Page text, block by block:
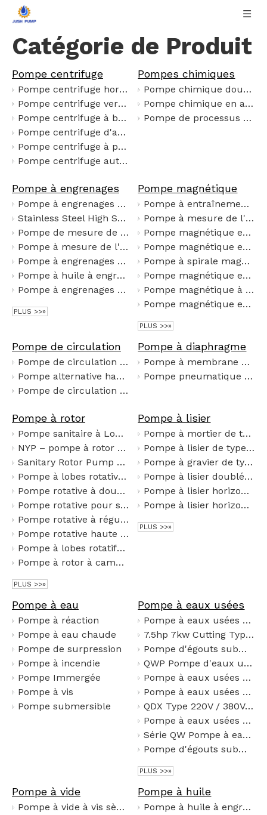
Catégorie de Produit
Pompe centrifuge
Pompe centrifuge horizontale
Pompe centrifuge verticale
Pompe centrifuge à boîtier divisé
Pompe centrifuge d'aspiration
Pompe centrifuge à plusieurs étages
Pompe centrifuge auto-amorçante
Pompes chimiques
Pompe chimique doublée de fluor
Pompe chimique en acier inoxydable
Pompe de processus chimique
Pompe à engrenages
Pompe à engrenages KCB antidéflagrante pour le transfert de carburant industriel et de fluides chimiques
Stainless Steel High Speed Gear Metering Pump, 120L/H, ±0.5% Accuracy, Corrosion Resistant for Chemical & Oil Transfer
Pompe de mesure de l'engrenage magnétique en acier inoxydable avec conducteur et moteur
Pompe à mesure de l'engrenage micro magnétique avec moteur de fréquence variable à l'épreuve des explosions
Pompe à engrenages pour isolation d'asphalte LQB
Pompe à huile à engrenages horizontaux en acier inoxydable série KCB
Pompe à engrenages à arc circulaire YCB
PLUS >>»
Pompe magnétique
Pompe à entraînement magnétique en fluoroplastique auto-amorçante ZFT
Pompe à mesure de l'engrenage micro magnétique avec moteur de fréquence variable à l'épreuve des explosions
Pompe magnétique en alliage fluoroplastique CQB-F
Pompe magnétique en acier inoxydable JMC40-25-160P
Pompe à spirale magnétique de type CWB
Pompe magnétique en fluoroplastique de type CQB
Pompe magnétique à revêtement fluoré de type CQB
Pompe magnétique en plastique fluoré de type IMD
PLUS >>»
Pompe de circulation
Pompe de circulation centrifuge
Pompe alternative haute pression
Pompe de circulation auto-amorçante
Pompe à diaphragme
Pompe à membrane électrique
Pompe pneumatique à membrane
Pompe à rotor
Pompe sanitaire à Lobe de Rotor JUSH-NYP SS304 SS316, pompe volumétrique à haute viscosité pour le transfert de sirop alimentaire, de miel et de chocolat
NYP – pompe à rotor à haute viscosité SS304/SS316, pompe à lobes sanitaire pour la livraison de boue de sauce au chocolat et au miel
Sanitary Rotor Pump High Viscosity Syrup Fluid Transfer Positive Displacement Pump
Pompe à lobes rotative sanitaire Tri-Lobe
Pompe rotative à double lobe pour le biogaz et les eaux usées
Pompe rotative pour système de remplissage
Pompe rotative à régulation de vitesse en continu de type LQ
Pompe rotative haute pression
Pompe à lobes rotatifs à haute viscosité
Pompe à rotor à came auto-amorçante
PLUS >>»
Pompe à lisier
Pompe à mortier de type UHB-ZK résistante à la corrosion et à l'usure
Pompe à lisier de type AH
Pompe à gravier de type G (GH)
Pompe à lisier doublée de fluor doublée de plastique MIP
Pompe à lisier horizontale de type ZJ
Pompe à lisier horizontale de type ZD/G
PLUS >>»
Pompe à eau
Pompe à réaction
Pompe à eau chaude
Pompe de surpression
Pompe à incendie
Pompe Immergée
Pompe à vis
Pompe submersible
Pompe à eaux usées
Pompe à eaux usées submersible à grand débit, tête haute, avec dispositif de coupe, pompe de drainage des eaux usées en fonte et en acier inoxydable
7.5hp 7kw Cutting Type Submersible Sewage Pump High Lift High Flow
Pompe d'égouts submersible avec agitateur
QWP Pompe d'eaux usées submersibles en acier inoxydable en acier inoxydable
Pompe à eaux usées submersibles QW pour le traitement de l'eau de l'ingénierie municipale
Pompe à eaux usées submersible de la roue (pompe vortex)
QDX Type 220V / 380V All en acier inoxydable Pumpe d'égout submersible Pompe de pompe à eau propre
Pompe à eaux usées submersible à une roue à canal
Série QW Pompe à eaux usées submersibles lourdes pour les puits profonds et les réservoirs d'égouts
Pompe d'égouts submersible de type QW
PLUS >>»
Pompe à vide
Pompe à vide à vis sèche LG/LGV
Pompe à huile
Pompe à huile à engrenages isolée en acier inoxydable YCB